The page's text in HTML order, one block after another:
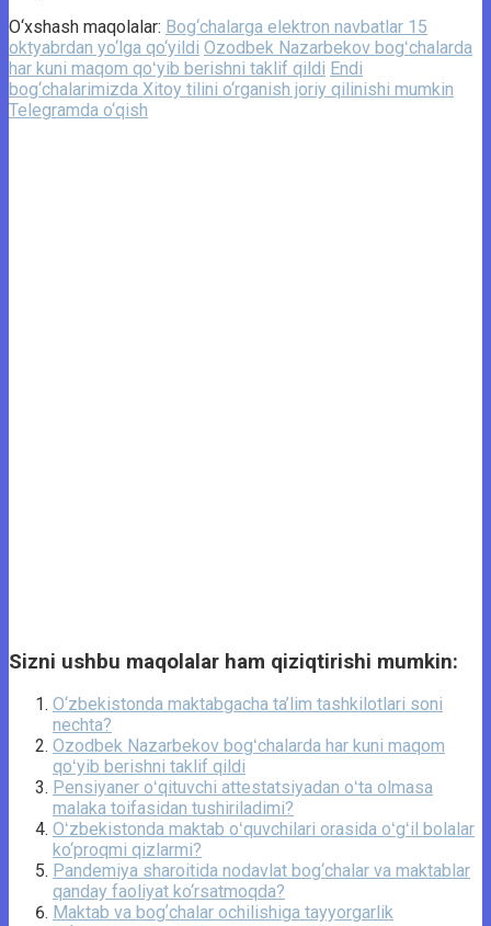
O‘xshash maqolalar: Bog‘chalarga elektron navbatlar 15
oktyabrdan yo‘lga qo‘yildi Ozodbek Nazarbekov bogʻchalarda
har kuni maqom qoʻyib berishni taklif qildi Endi
bog‘chalarimizda Xitoy tilini o‘rganish joriy qilinishi mumkin
Telegramda o‘qish
Sizni ushbu maqolalar ham qiziqtirishi mumkin:
O‘zbekistonda maktabgacha ta’lim tashkilotlari soni
nechta?
Ozodbek Nazarbekov bogʻchalarda har kuni maqom
qoʻyib berishni taklif qildi
Pensiyaner oʻqituvchi attestatsiyadan oʻta olmasa
malaka toifasidan tushiriladimi?
Oʻzbekistonda maktab oʻquvchilari orasida oʻgʻil bolalar
ko‘proqmi qizlarmi?
Pandemiya sharoitida nodavlat bog‘chalar va maktablar
qanday faoliyat ko‘rsatmoqda?
Maktab va bogʼchalar ochilishiga tayyorgarlik